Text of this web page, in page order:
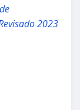
2023